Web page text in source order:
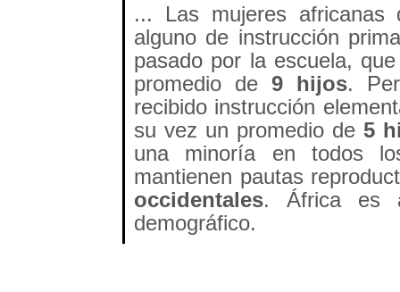
... Las mujeres africanas
alguno de instrucción
pasado por la escuela,
promedio de9 hijos.
recibido instrucción
su vez un promedio de 5
una minoría en todos
mantienen pautas
occidentales. África es
demográfico.